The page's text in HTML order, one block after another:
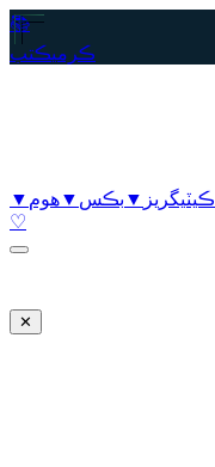
📚
ڪرميڪتب
هوم ▼ بڪس ▼ ڪيٽيگريز ▼
♡
✕